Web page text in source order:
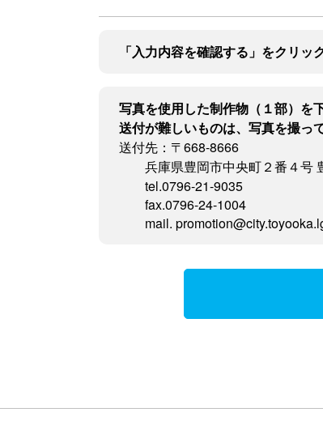
「入力内容を確認する」をクリッ
写真を使用した制作物（１部）を
送付が難しいものは、写真を撮っ
送付先：〒668-8666
兵庫県豊岡市中央町２番４号
tel.0796-21-9035
fax.0796-24-1004
mail.